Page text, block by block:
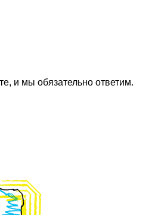
и мы обязательно ответим.